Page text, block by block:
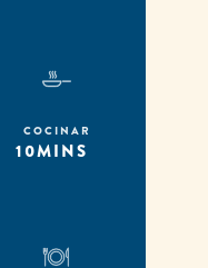
COCINAR
10MINS